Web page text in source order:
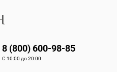
8 (800) 600-98-85
С 10:00 до 20:00